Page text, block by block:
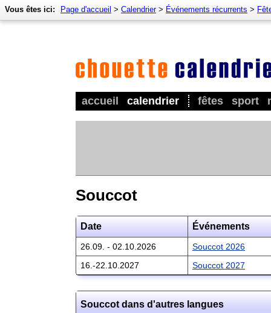
accueil calendrier fêtes sport
Vous êtes ici: Page d'accueil > Calendrier> Événements récurrents >
Souccot
Date Événements
26.09. - 02.10.2026
Souccot 2026
16.-22.10.2027
Souccot 2027
Souccot dans d'autres langues